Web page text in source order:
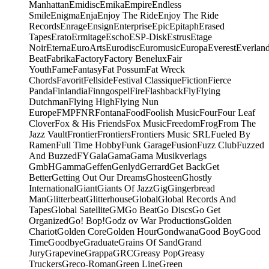
ManhattanEmidiscEmikaEmpireEndless
SmileEnigmaEnjaEnjoy The RideEnjoy The Ride
RecordsEnrageEnsignEnterpriseEpicEpitaphErased
TapesEratoErmitageEschoESP-DiskEstrusEtage
NoirEternaEuroArtsEurodiscEuromusicEuropaEverest
BeatFabrikaFactoryFactory BeneluxFair
YouthFameFantasyFat PossumFat Wreck
ChordsFavoritFellsideFestival ClassiqueFictionFierce
PandaFinlandiaFinngospelFireFlashbackFlyFlying
DutchmanFlying HighFlying Nun
EuropeFMPFNRFontanaFoodFoolish MusicFourFour Leaf
CloverFox & His FriendsFox MusicFreedomFrogFrom The
Jazz VaultFrontierFrontiersFrontiers Music SRLFueled By
RamenFull Time HobbyFunk GarageFusionFuzz ClubFuzzed
And BuzzedFYGalaGamaGama Musikverlags
GmbHGammaGeffenGenlydGerrardGet BackGet
BetterGetting Out Our DreamsGhosteenGhostly
InternationalGiantGiants Of JazzGigGingerbread
ManGlitterbeatGlitterhouseGlobalGlobal Records And
TapesGlobal SatelliteGMGo BeatGo DiscsGo Get
OrganizedGo! Bop!Godz ov War ProductionsGolden
ChariotGolden CoreGolden HourGondwanaGood BoyGood
TimeGoodbyeGraduateGrains Of SandGrand
JuryGrapevineGrappaGRCGreasy PopGreasy
TruckersGreco-RomanGreen LineGreen